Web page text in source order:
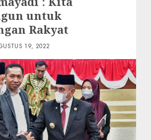
untuk
Rakyat
19, 2022